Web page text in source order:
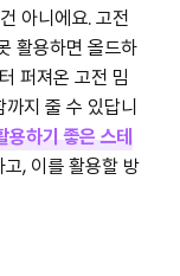
아니에요. 고전
활용하면 올드하
퍼져온 고전 밈
지 줄 수 있답니
용하기 좋은 스테
, 이를 활용할 방